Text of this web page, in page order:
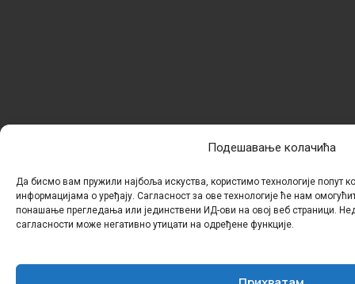
Подешавање колачића
Да бисмо вам пружили најбоља искуства, користимо технологије попут
информацијама о уређају. Сагласност за ове технологије ће нам
понашање прегледања или јединствени ИД-ови на овој веб страници.
сагласности може негативно утицати на одређене функције.